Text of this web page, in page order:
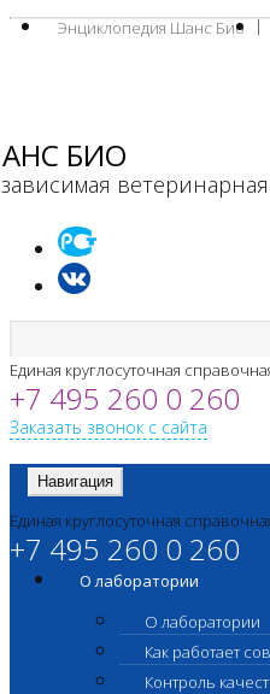
Энциклопедия Шанс Био
БИО
Единая круглосуточная
+7 495 260 0 260
Заказать звонок с сайта
Навигация
Единая круглосуточная
+7 495 260 0 260
О лаборатории
О лаборатории
Как работает
Контроль